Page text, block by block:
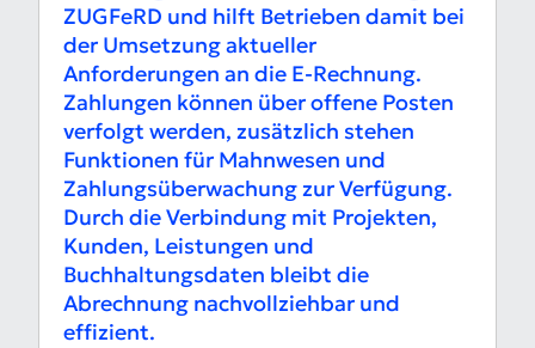
ZUGFeRD und hilft Betrieben damit bei
der Umsetzung aktueller
Anforderungen an die E-Rechnung.
Zahlungen können über offene Posten
verfolgt werden, zusätzlich stehen
Funktionen für Mahnwesen und
Zahlungsüberwachung zur Verfügung.
Durch die Verbindung mit Projekten,
Kunden, Leistungen und
Buchhaltungsdaten bleibt die
Abrechnung nachvollziehbar und
effizient.